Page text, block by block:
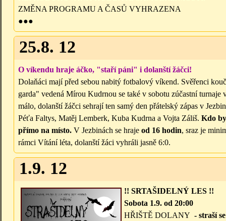
ZMĚNA PROGRAMU A ČASŮ VYHRAZENA
●●●
25.8. 12
O víkendu hraje áčko, "staří páni" i dolanští žáčci!
Dolaňáci mají před sebou nabitý fotbalový víkend. Svěřenci
garda" vedená Mírou Kudrnou se také v sobotu zúčastní
málo, dolanští žáčci sehrají ten samý den přátelský zápas v
Péťa Faltys, Matěj Lemberk, Kuba Kudrna a Vojta Záliš. Kdo
přímo na místo. V Jezbinách se hraje od 16 hodin, sraz je
rámci Vítání léta, dolanští žáci vyhráli jasně 6:0.
1.9. 12
!! SRTAŠIDELNÝ LES !!
Sobota 1.9. od 20:00
HŘIŠTĚ DOLANY - straší